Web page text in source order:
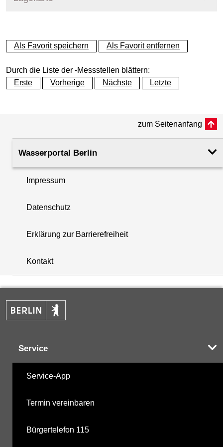
+
−
+
−
Als Favorit speichern Als Favorit entfernen
Durch die Liste der -Messstellen blättern:
Erste
Vorherige Nächste Letzte
zum Seitenanfang
Wasserportal Berlin
Impressum
Datenschutz
Erklärung zur Barrierefreiheit
Kontakt
Service
Service-App
Termin vereinbaren
Bürgertelefon 115